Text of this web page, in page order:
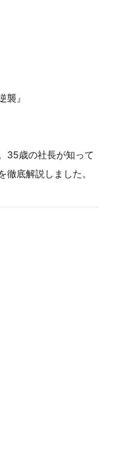
』
35歳の社長が知って
徹底解説しました。